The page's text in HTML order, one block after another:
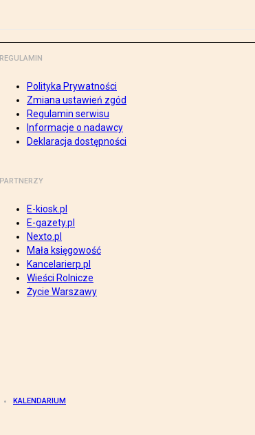
REGULAMIN
Polityka Prywatności
Zmiana ustawień zgód
Regulamin serwisu
Informacje o nadawcy
Deklaracja dostępności
PARTNERZY
E-kiosk.pl
E-gazety.pl
Nexto.pl
Mała księgowość
Kancelarierp.pl
Wieści Rolnicze
Życie Warszawy
KALENDARIUM